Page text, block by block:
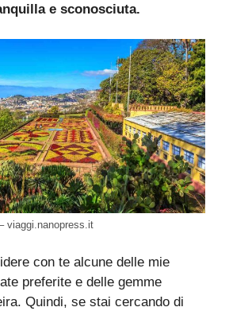
e sconosciuta.
viaggi.nanopress.it
con te alcune delle mie
preferite e delle gemme
Quindi, se stai cercando di